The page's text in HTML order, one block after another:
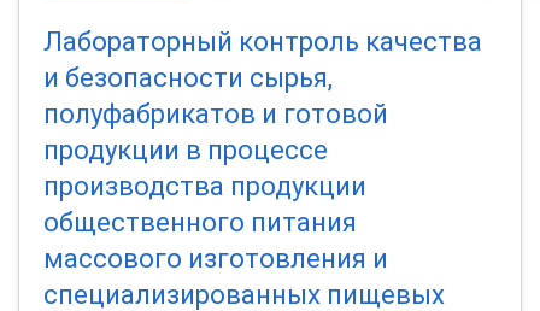
Лабораторный контроль качества
и безопасности сырья,
полуфабрикатов и готовой
продукции в процессе
производства продукции
общественного питания
массового изготовления и
специализированных пищевых